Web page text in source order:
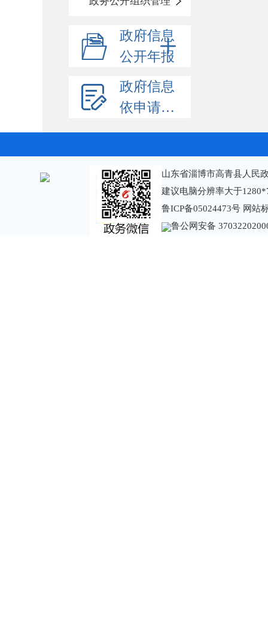
政府信息
公开年报
政府信息
依申请公开
山东省淄博市高青县人民
建议电脑分辨率大于
鲁ICP备05024473号 网站
鲁公网安备